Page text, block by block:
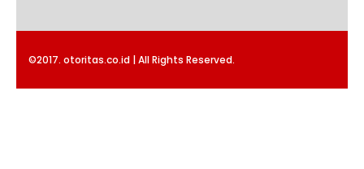
©2017. otoritas.co.id | All Rights Reserved.